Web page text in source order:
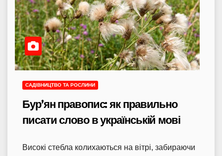
САДІВНИЦТВО ТА РОСЛИНИ
Бур’ян правопис: як правильно
писати слово в українській мові
Високі стебла колихаються на вітрі, забираючи